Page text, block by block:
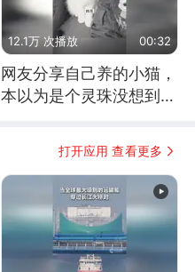
12.1万 次播放 00:32
网友分享自己养的小猫，
本以为是个灵珠没想到是
打开应用 查看更多